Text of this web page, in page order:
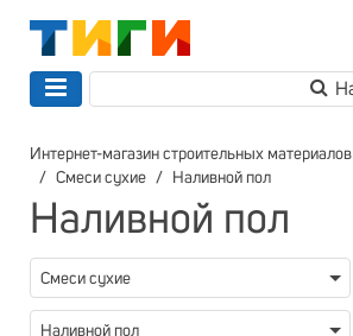
Интернет-магазин строительных материалов
Смеси сухие
Наливной пол
Наливной пол
Смеси сухие
Наливной пол